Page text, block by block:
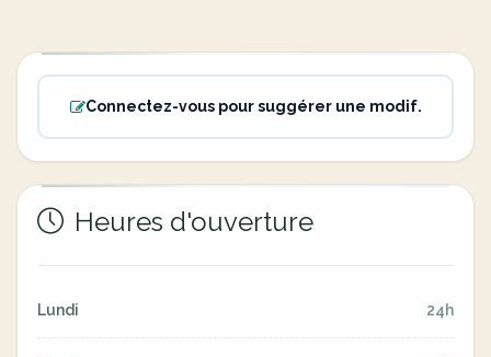
Connectez-vous pour suggérer une modif.
Heures d'ouverture
Lundi 24h